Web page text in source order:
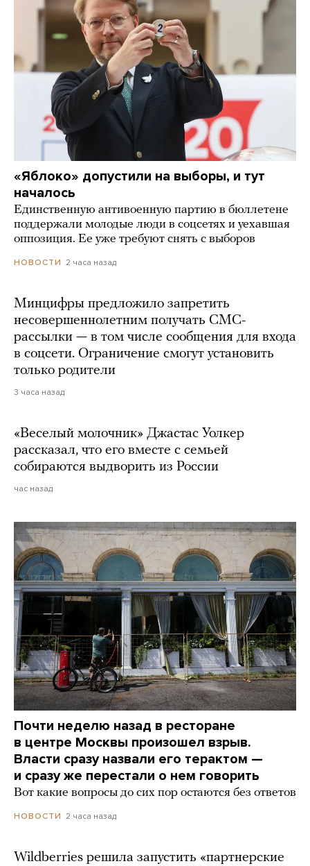
«Яблоко» допустили на выборы, и тут
началось
Единственную антивоенную партию в бюллетене
поддержали молодые люди в соцсетях и уехавшая
оппозиция. Ее уже требуют снять с выборов
НОВОСТИ 2 часа назад
Минцифры предложило запретить
несовершеннолетним получать СМС-
рассылки — в том числе сообщения для входа
в соцсети. Ограничение смогут установить
только родители
3 часа назад
«Веселый молочник» Джастас Уолкер
рассказал, что его вместе с семьей
собираются выдворить из России
час назад
Почти неделю назад в ресторане
в центре Москвы произошел взрыв.
Власти сразу назвали его терактом —
и сразу же перестали о нем говорить
Вот какие вопросы до сих пор остаются без ответов
НОВОСТИ 2 часа назад
Wildberries решила запустить «партнерские